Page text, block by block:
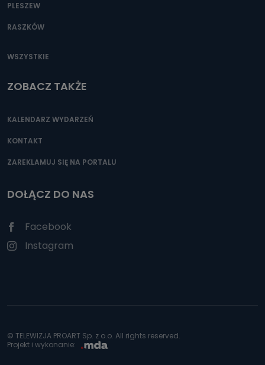
PLESZEW
RASZKÓW
WSZYSTKIE
ZOBACZ TAKŻE
KALENDARZ WYDARZEŃ
KONTAKT
ZAREKLAMUJ SIĘ NA PORTALU
DOŁĄCZ DO NAS
Facebook
Instagram
© TELEWIZJA PROART Sp. z o.o. All rights reserved.
Projekt i wykonanie: